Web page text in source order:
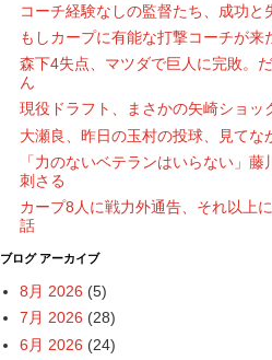
コーチ経験なしの監督たち、成功と
もしカープに有能な打撃コーチが来
森下4失点、マツダで巨人に完敗。
ん
現役ドラフト、まさかの矢崎ショッ
大瀬良、昨日の玉村の投球、見てな
「力のないベテランはいらない」
刺さる
カープ8人に戦力外通告、それ以上
話
ブログ アーカイブ
8月 2026 (5)
7月 2026 (28)
6月 2026 (24)